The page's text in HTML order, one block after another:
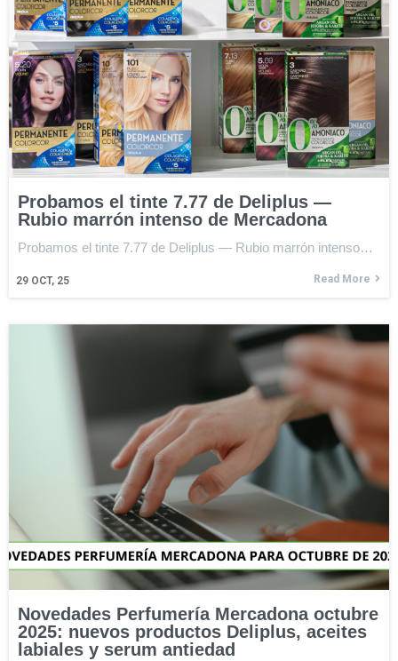
Probamos el tinte 7.77 de Deliplus —
Rubio marrón intenso de Mercadona
29 OCT, 25
Probamos el tinte 7.77 de Deliplus — Rubio marrón intenso…
Read More
Novedades Perfumería Mercadona octubre
2025: nuevos productos Deliplus, aceites
labiales y serum antiedad